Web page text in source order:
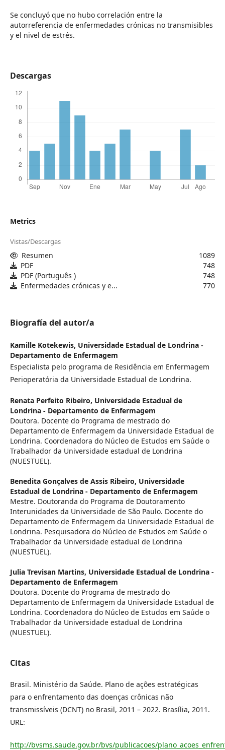
Se concluyó que no hubo correlación entre la
autorreferencia de enfermedades crónicas no transmisibles
y el nivel de estrés.
Descargas
Metrics
Vistas/Descargas
Resumen
1089
PDF
748
PDF (Português )
748
Enfermedades crónicas y e...
770
Biografía del autor/a
Kamille Kotekewis, Universidade Estadual de Londrina -
Departamento de Enfermagem
Especialista pelo programa de Residência em Enfermagem
Perioperatória da Universidade Estadual de Londrina.
Renata Perfeito Ribeiro, Universidade Estadual de
Londrina - Departamento de Enfermagem
Doutora. Docente do Programa de mestrado do
Departamento de Enfermagem da Universidade Estadual de
Londrina. Coordenadora do Núcleo de Estudos em Saúde o
Trabalhador da Universidade estadual de Londrina
(NUESTUEL).
Benedita Gonçalves de Assis Ribeiro, Universidade
Estadual de Londrina - Departamento de Enfermagem
Mestre. Doutoranda do Programa de Doutoramento
Interunidades da Universidade de São Paulo. Docente do
Departamento de Enfermagem da Universidade Estadual de
Londrina. Pesquisadora do Núcleo de Estudos em Saúde o
Trabalhador da Universidade estadual de Londrina
(NUESTUEL).
Julia Trevisan Martins, Universidade Estadual de Londrina -
Departamento de Enfermagem
Doutora. Docente do Programa de mestrado do
Departamento de Enfermagem da Universidade Estadual de
Londrina. Coordenadora do Núcleo de Estudos em Saúde o
Trabalhador da Universidade estadual de Londrina
(NUESTUEL).
Citas
Brasil. Ministério da Saúde. Plano de ações estratégicas
para o enfrentamento das doenças crônicas não
transmissíveis (DCNT) no Brasil, 2011 – 2022. Brasília, 2011.
URL:
http://bvsms.saude.gov.br/bvs/publicacoes/